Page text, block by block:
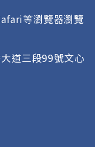
等瀏覽器瀏覽
道三段99號文心